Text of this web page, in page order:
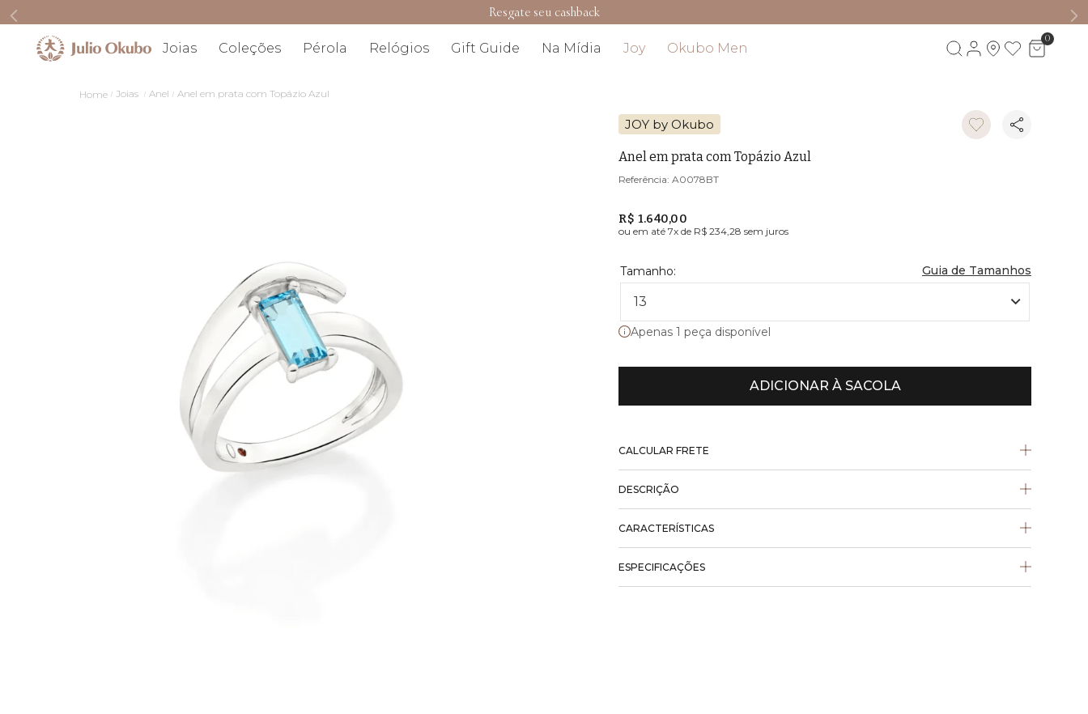
Resgate seu cashback
Joias Coleções Pérola Relógios Gift Guide Na Mídia Joy Okubo Men
0
Joias Anel Anel em prata com Topázio Azul
JOY by Okubo
Anel em prata com Topázio Azul
A0078BT
R$ 1.640,00
ou em até7x de R$ 234,28 sem juros
Guia de Tamanhos
13
Apenas 1 peça disponível
ADICIONAR À SACOLA
CALCULAR FRETE
DESCRIÇÃO
CARACTERÍSTICAS
ESPECIFICAÇÕES